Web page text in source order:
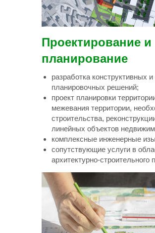
Проектирование и
планирование
разработка конструктивных
планировочных решений;
проект планировки
межевания территории,
строительства,
линейных объектов
комплексные инженерные
сопутствующие услуги в
архитектурно-строительного